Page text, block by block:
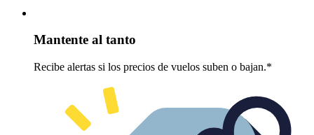
Mantente al tanto
Recibe alertas si los precios de vuelos suben o bajan.*